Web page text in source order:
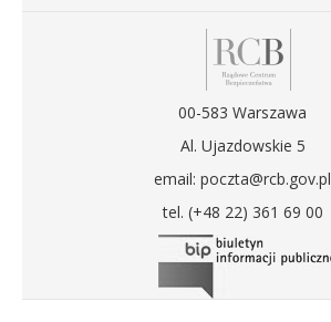
00-583 Warszawa
Al. Ujazdowskie 5
email: poczta@rcb.gov.pl
tel. (+48 22) 361 69 00